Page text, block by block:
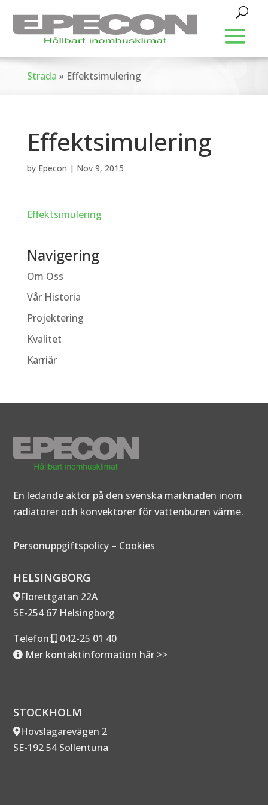
Strada » Effektsimulering
Effektsimulering
by Epecon | Nov 9, 2015
Effektsimulering
Navigering
Om Oss
Vår Historia
Projektering
Kvalitet
Karriär
En ledande aktör på den svenska marknaden inom
radiatorer och konvektorer för vattenburen värme.
Personuppgiftspolicy – Cookies
HELSINGBORG
Florettgatan 22A
SE-254 67 Helsingborg
Telefon:
042-25 01 40
Mer kontaktinformation här >>
STOCKHOLM
Hovslagarevägen 2
SE-192 54 Sollentuna